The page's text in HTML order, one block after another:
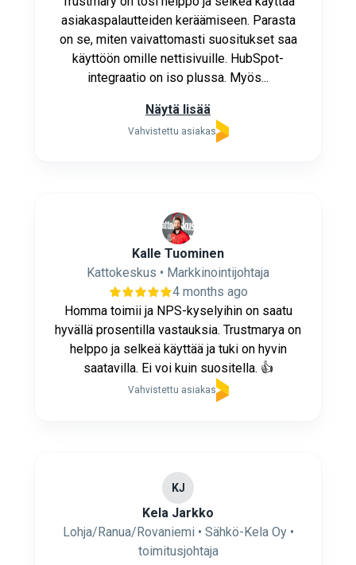
asiakaspalautteiden keräämiseen. Parasta
on se, miten vaivattomasti suositukset saa
käyttöön omille nettisivuille. HubSpot-
integraatio on iso plussa. Myös...
Näytä lisää
Vahvistettu asiakas
Kalle Tuominen
Kattokeskus • Markkinointijohtaja
4 months ago
Homma toimii ja NPS-kyselyihin on saatu
hyvällä prosentilla vastauksia. Trustmarya on
helppo ja selkeä käyttää ja tuki on hyvin
saatavilla. Ei voi kuin suositella. 👍
Vahvistettu asiakas
KJ
Kela Jarkko
Lohja/Ranua/Rovaniemi • Sähkö-Kela Oy •
toimitusjohtaja